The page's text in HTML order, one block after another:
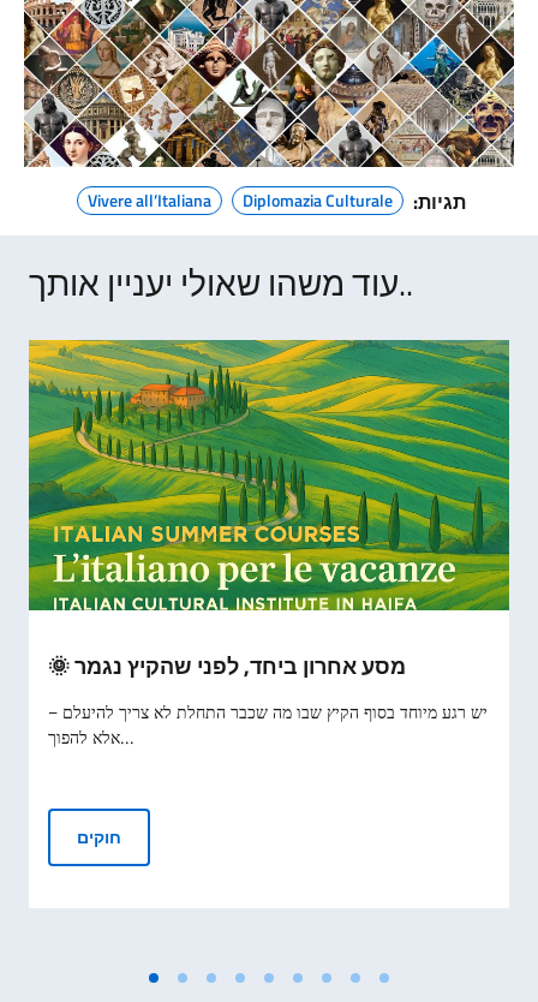
תגיות: Diplomazia Culturale
Vivere all’Italiana
עוד משהו שאולי יעניין אותך..
🌞 מסע אחרון ביחד, לפני שהקיץ נגמר
יש רגע מיוחד בסוף הקיץ שבו מה שכבר התחלת לא צריך להיעלם –
אלא להפוך...
חוקים